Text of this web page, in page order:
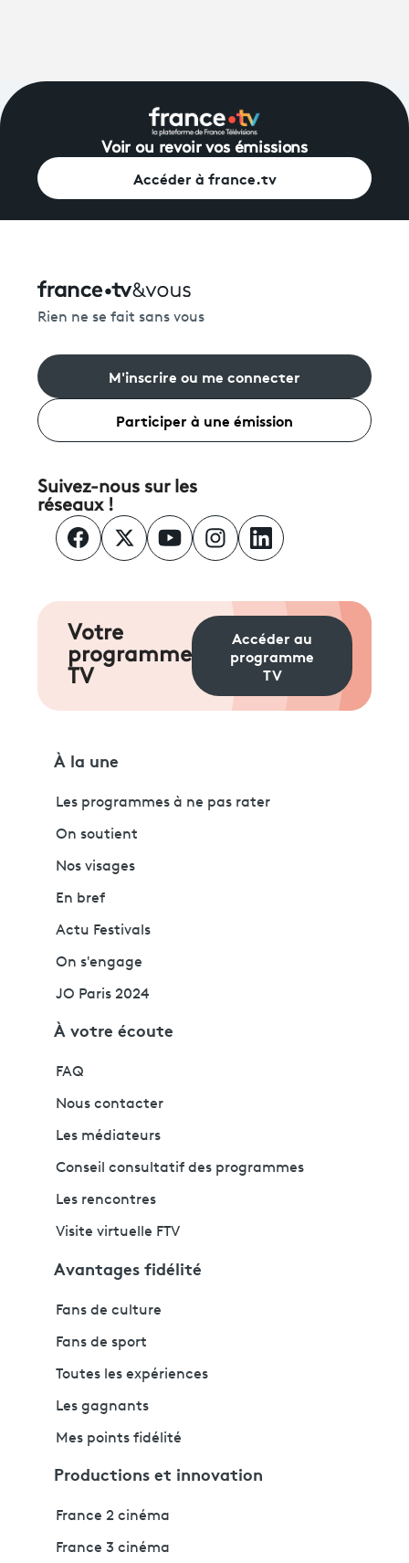
Voir ou revoir vos émissions
Accéder à france.tv
Rien ne se fait sans vous
M'inscrire ou me connecter
Participer à une émission
Suivez-nous sur les
réseaux !
Votre
programme
TV
Accéder au
programme
TV
À la une
Les programmes à ne pas rater
On soutient
Nos visages
En bref
Actu Festivals
On s'engage
JO Paris 2024
À votre écoute
FAQ
Nous contacter
Les médiateurs
Conseil consultatif des programmes
Les rencontres
Visite virtuelle FTV
Avantages fidélité
Fans de culture
Fans de sport
Toutes les expériences
Les gagnants
Mes points fidélité
Productions et innovation
France 2 cinéma
France 3 cinéma